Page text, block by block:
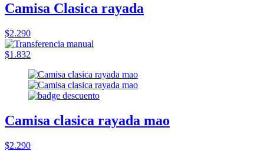
Camisa Clasica rayada
$2.290
$1.832
Camisa clasica rayada mao
$2.290